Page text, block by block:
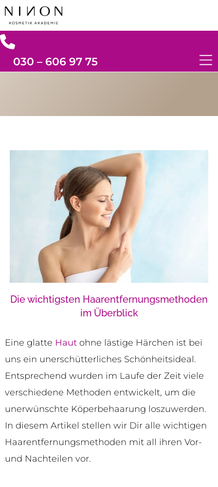
030 – 606 97 75
Die wichtigsten Haarentfernungsmethoden
im Überblick
Eine glatte Haut ohne lästige Härchen ist bei
uns ein unerschütterliches Schönheitsideal.
Entsprechend wurden im Laufe der Zeit viele
verschiedene Methoden entwickelt, um die
unerwünschte Köperbehaarung loszuwerden.
In diesem Artikel stellen wir Dir alle wichtigen
Haarentfernungsmethoden mit all ihren Vor-
und Nachteilen vor.